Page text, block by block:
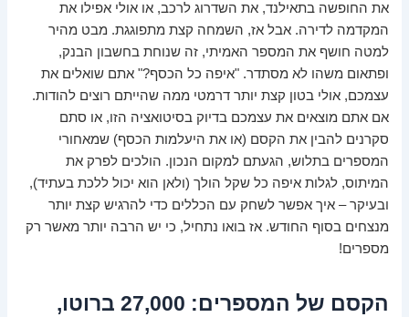
את החופשה בתאילנד, את השדרוג לרכב, או אולי אפילו את
המקדמה לדירה. אבל אז, השמחה קצת מתפוגגת. מבט מהיר
למטה חושף את המספר האמיתי, זה שנוחת בחשבון הבנק,
ופתאום משהו לא מסתדר. "איפה כל הכסף?" אתם שואלים את
עצמכם, אולי בטון קצת יותר דרמטי ממה שהייתם רוצים להודות.
אם אתם מוצאים את עצמכם בדיוק בסיטואציה הזו, או סתם
סקרנים להבין את הקסם (או את היעלמות הכסף) שמאחורי
המספרים בתלוש, הגעתם למקום הנכון. הולכים לפרק את
המיתוס, לגלות איפה כל שקל הולך (ולאן הוא יכול ללכת בעתיד),
ובעיקר – איך אפשר לשחק עם הכללים כדי להרגיש קצת יותר
מנצחים בסוף החודש. אז בואו נתחיל, כי יש הרבה יותר מאשר רק
מספרים!
הקסם של המספרים: 27,000 ברוטו,